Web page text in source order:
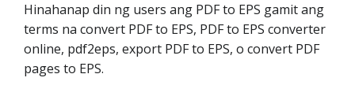
Hinahanap din ng users ang PDF to EPS gamit ang
terms na convert PDF to EPS, PDF to EPS converter
online, pdf2eps, export PDF to EPS, o convert PDF
pages to EPS.